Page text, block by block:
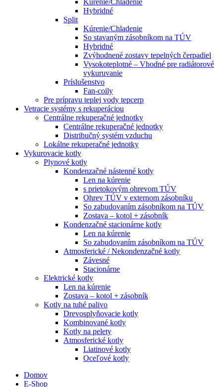
Kúrenie/Chladenie
Hybridné
Split
Kúrenie/Chladenie
So stavaným zásobníkom na TÚV
Hybridné
Zvýhodnené zostavy tepelných čerpadiel
Vysokoteplotné – Vhodné pre radiátorové
vykuruvanie
Príslušenstvo
Fan-coily
Pre prípravu teplej vody tepcerp
Vetracie systémy s rekuperáciou
Centrálne rekuperačné jednotky
Centrálne rekuperačné jednotky
Distribučný systém vzduchu
Lokálne rekuperačné jednotky
Vykurovacie kotly
Plynové kotly
Kondenzačné nástenné kotly
Len na kúrenie
s prietokovým ohrevom TÚV
Ohrev TÚV v externom zásobníku
So zabudovaním zásobníkom na TÚV
Zostava – kotol + zásobník
Kondenzačné stacionárne kotly
Len na kúrenie
So zabudovaním zásobníkom na TÚV
Atmosferické / Nekondenzačné kotly
Závesné
Stacionárne
Elektrické kotly
Len na kúrenie
Zostava – kotol + zásobník
Kotly na tuhé palivo
Drevosplyňovacie kotly
Kombinované kotly
Kotly na pelety
Atmosferické kotly
Liatinové kotly
Oceľové kotly
Domov
E-Shop